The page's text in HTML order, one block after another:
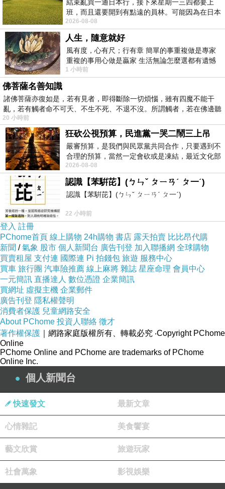
泥不油膩，玉米很甜，整個就是一口接一口吃。
紫先生吃豬腳時直說好吃，外酥比夢時代的德國
空廚的烤豬腳還美味，值不值得一吃就請朋友們
自已來比較比較囉。
烤豬腳一份為台幣８０元，算是中等價位，但紫
小琪覺得還滿值得的。
在來要推一下這個瑞豐的２０１１新秀，也是座
落於夜市的第二排，聚發亭飲料店。
選擇推它，主要是在瑞豐夜市，這百家林立的餐
飲店裡，聚發亭不同於一般的飲料店，它有它獨
特的口感。
之前紫小琪在瑞豐都會固定去喝一家用桶子裝的
飲料店，但後來就沒看到了，滿可惜的。到現在
還是滿懷念那個椰奶的。
紫生生愛喝這家的沖繩黑糖奶，而紫小琪則愛喝
黑糖冬瓜茶。
價格分別為３５元和２０元，看到上面的價目
表，老闆還寫推薦，可見其信心度很高。
分別來講個口味，沖繩黑糖奶比較不讓紫小琪喜
愛是因為老不知道為什麼，有微樣的酸味，很不
明顯但能查覺，但在紫先生的嘴裡就完全沒感
覺，還直說好喝，比一般的奶茶還好喝，也因此
能讓奶茶王的紫先生認同到說好喝，是件不簡單
的事。
就連紫先生的客戶都說沖繩黑糖奶，比瑞豐某家
要排隊的奶茶還更值得一喝。
至於紫小琪愛喝的黑糖冬瓜茶，則是味偏甜但甜
不帶膩，加點少許的冰塊，喝起來清涼解渴，在
結束亂買一通日本行，接下來星期一三四都要上
班，而且還要開到有點遠的員林。可能因為在日本
花不少錢，星期一出門上班時，心裡沒有一
2026-08-08
人生，隨意就好
風有度，心有尺；行有章 簡單的事重複做是專家
重複的事用心做是贏家 生活無論怎麼選都有遺憾
所以開心就好 生活不會辜負認真
1 小時前
佛菩薩名善知識
諸佛菩薩亦復如是，若有見者，即得斷除一切煩惱，雖有四魔不能干
亂，若有觸者命不可夭、不生不死、不退不沒。所謂觸者，若在佛邊聽
受
20 小時前
狂砍公視預算，民進黨一哭二鬧三上吊
嚴審預算，是我們與民眾黨共同合作，只要遇到不
合理的預算，當然一定會砍或是凍結，最近文化部
要編列公視和Taiwan plus預算，在110年
2026-08-08
認識【苯騈芘】(ㄅㄣˇ ㄆㄧㄢˊ ㄆ一ˊ)
認識【苯騈芘】(ㄅㄣˇ ㄆㄧㄢˊ ㄆ一ˊ)
22 小時前
登入 註冊
PChome首頁 線上購物 24h購物 書店 露天拍賣 比比昂代購
新聞 /氣象 股市 個人新聞台 廣告刊登 加入聯播網 全球購物
買賣租屋 支付連 國際連 Pi 拍錢包 旅遊 服務中心
買車 旅行團 汽車險推薦 線上麻將 雜誌 星座命理 會員中心
一元簡訊 直播達人 數位憑證 企業簡訊
買網址 虛擬主機 企業郵件
廣告刊登 隱私權聲明
消費者保護 兒童網路安全
About PChome 投資人聯絡 徵才
著作權保護 ｜網路家庭版權所有、轉載必究 ‧Copyright PChome
Online
PChome Online and PChome are trademarks of PChome
Online Inc.
個人新聞台
快速發文 最新文章
心情雜記 美食饗宴
藝文欣賞 旅遊玩家
社會萬象 影視娛樂